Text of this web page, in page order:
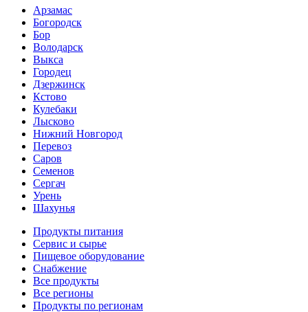
Арзамас
Богородск
Бор
Володарск
Выкса
Городец
Дзержинск
Кстово
Кулебаки
Лысково
Нижний Новгород
Перевоз
Саров
Семенов
Сергач
Урень
Шахунья
Продукты питания
Сервис и сырье
Пищевое оборудование
Снабжение
Все продукты
Все регионы
Продукты по регионам